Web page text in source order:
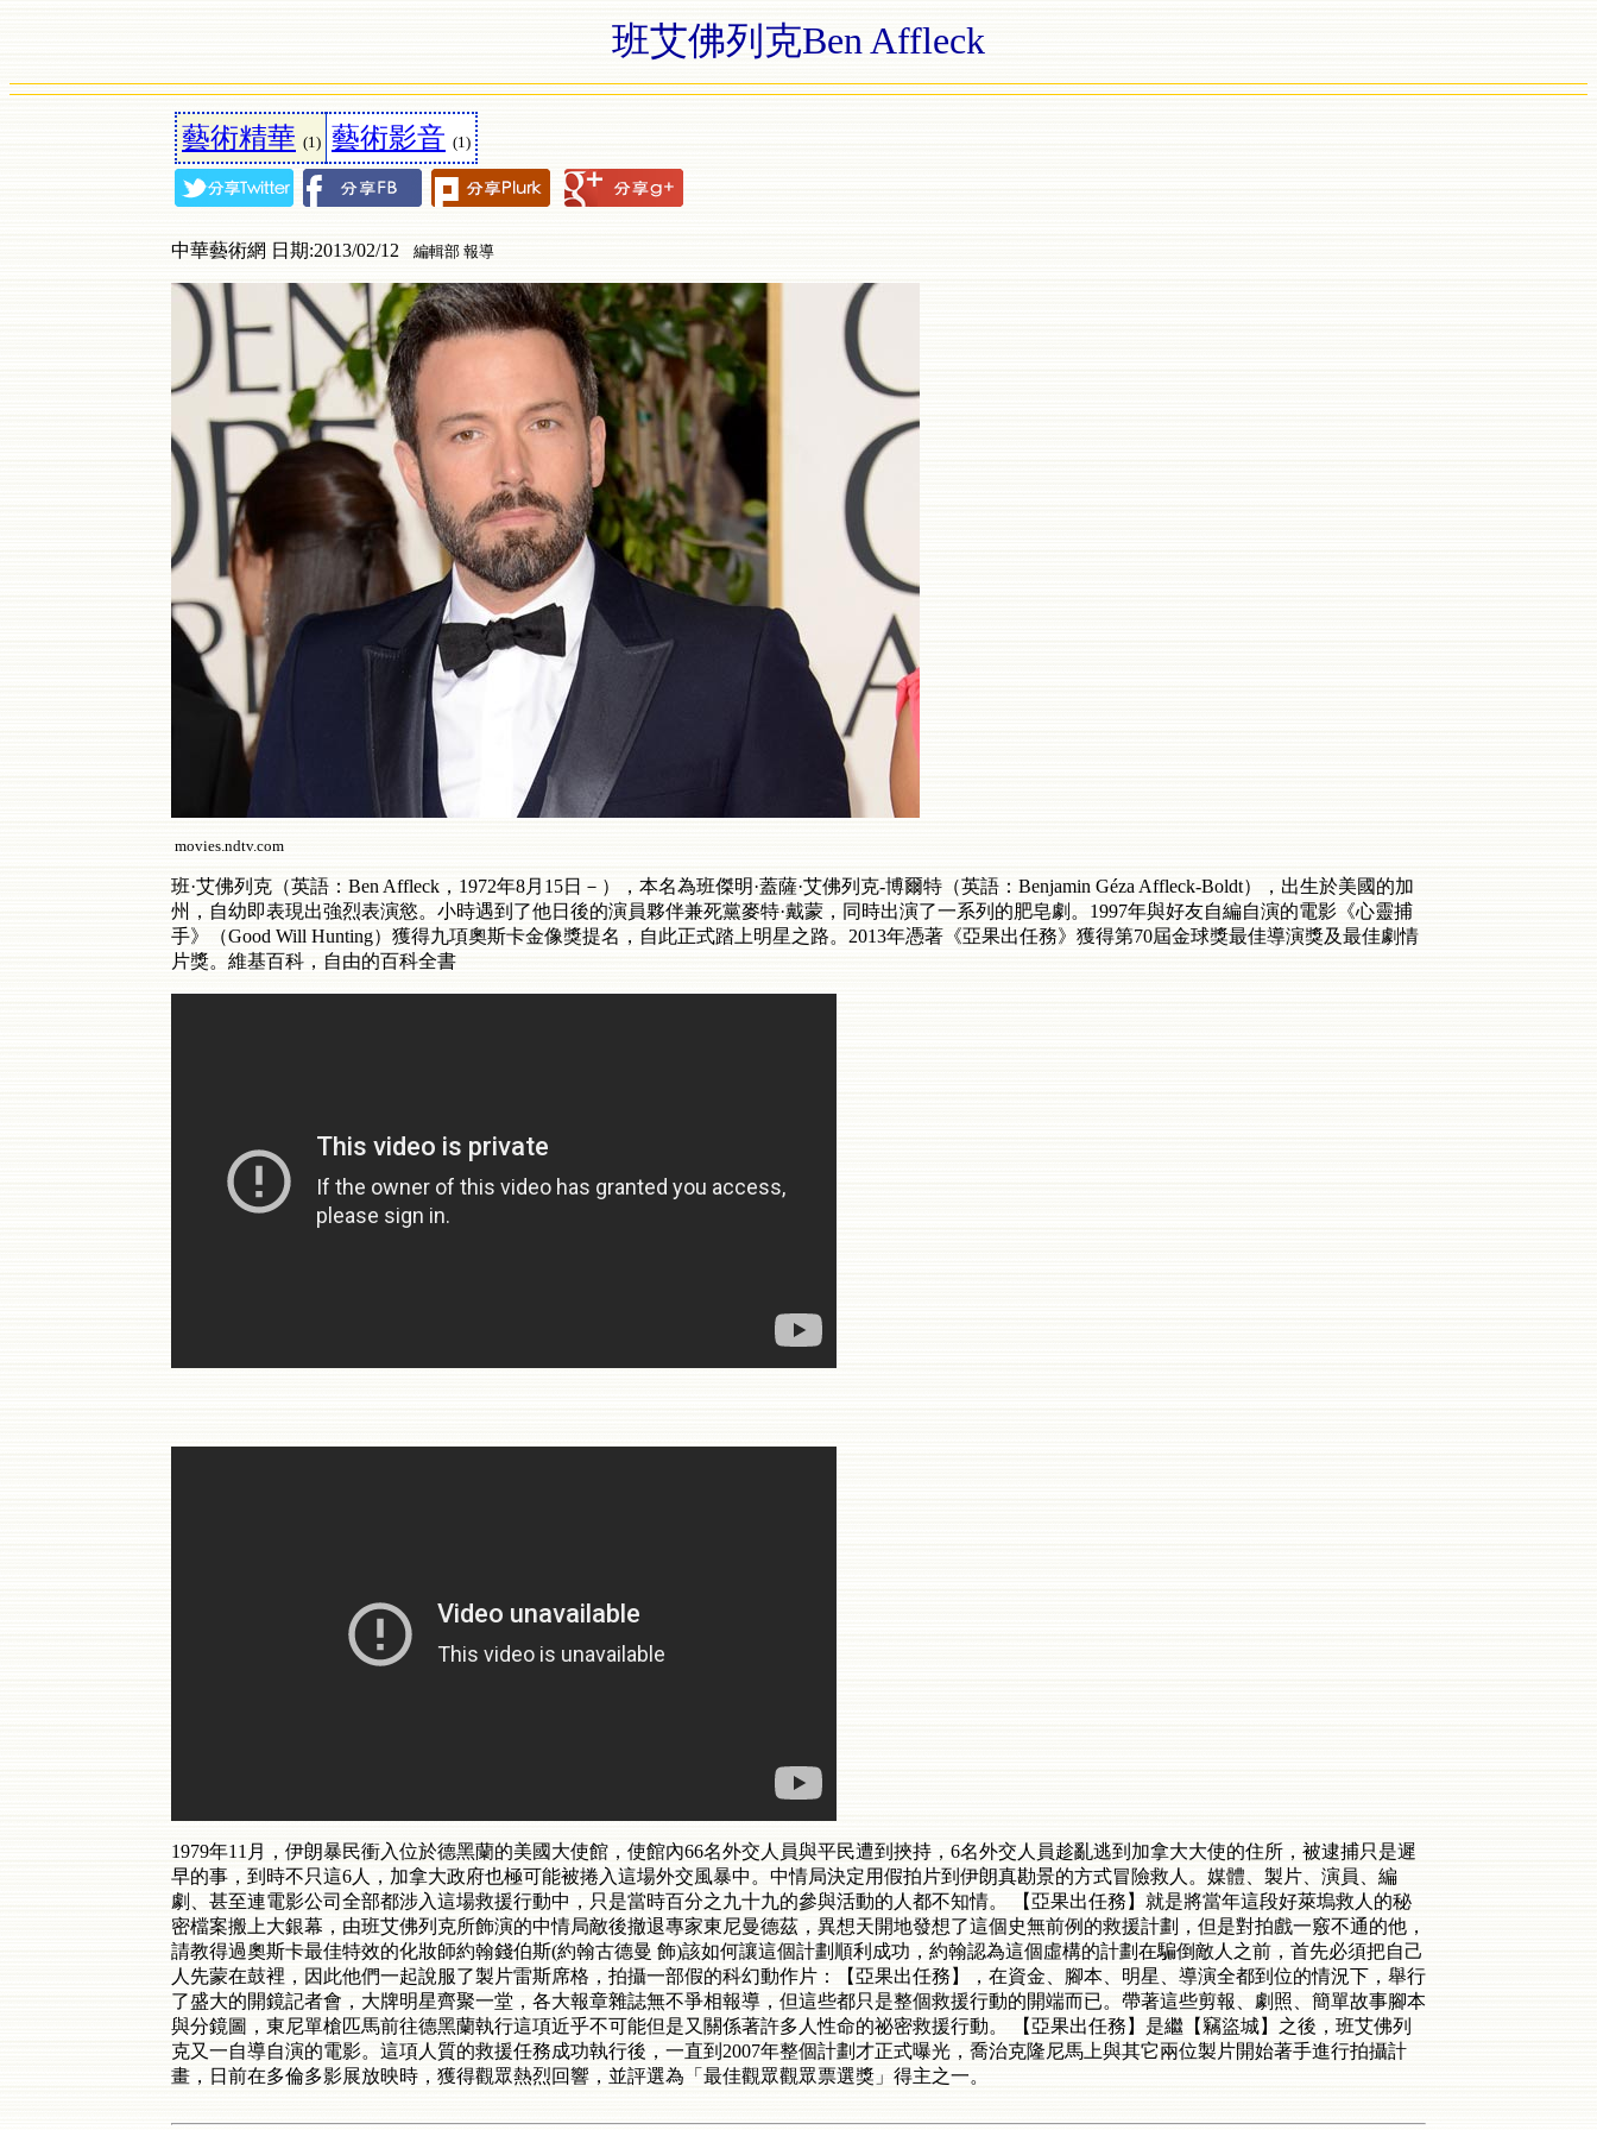
班艾佛列克Ben Affleck
藝術精華 (1) 藝術影音 (1)
中華藝術網 日期:2013/02/12 編輯部 報導
movies.ndtv.com
班·艾佛列克（英語：Ben Affleck，1972年8月15日－），本名為班傑明·蓋薩·艾佛列克-博爾特（英語：Benjamin Géza Affleck-Boldt），出生於美國的加
州，自幼即表現出強烈表演慾。小時遇到了他日後的演員夥伴兼死黨麥特·戴蒙，同時出演了一系列的肥皂劇。1997年與好友自編自演的電影《心靈捕
手》（Good Will Hunting）獲得九項奧斯卡金像獎提名，自此正式踏上明星之路。2013年憑著《亞果出任務》獲得第70屆金球獎最佳導演獎及最佳劇情
片獎。維基百科，自由的百科全書
1979年11月，伊朗暴民衝入位於德黑蘭的美國大使館，使館內66名外交人員與平民­遭到挾持，6名外交人員趁亂逃到加拿大大使的住所，被逮捕只是遲
早的事，到時不只這6­人，加拿大政府也極可能被捲入這場外交風暴中。中情局決定用假拍片到伊朗真勘景的方式­冒險救人。媒體、製片、演員、編
劇、甚至連電影公司全部都涉入這場救援行動中，只是當­時百分之九十九的參與活動的人都不知情。 【亞果出任務】就是將當年這段好萊塢救人的秘
密檔案搬上大銀幕，由班艾佛列克所飾演的­中情局敵後撤退專家東尼曼德茲，異想天開地發想了這個史無前例的救援計劃，但是對拍戲­一竅不通的他，
請教得過奧斯卡最佳特效的化妝師約翰錢伯斯(約翰古德曼 飾)該如何讓這個計劃順利成功，約翰認為這個虛構的計劃在騙倒敵人之前，首先必須把自­己
人先蒙在鼓裡，因此他們一起說服了製片雷斯席格，拍攝一部假的科幻動作片：【亞果出­任務】，在資金、腳本、明星、導演全都到位的情況下，舉行
了盛大的開鏡記者會，大牌明­星齊聚一堂，各大報章雜誌無不爭相報導，但這些都只是整個救援行動的開端而已。帶著這­些剪報、劇照、簡單故事腳本
與分鏡圖，東尼單槍匹馬前往德黑蘭執行這項近乎不可能但是­又關係著許多人性命的祕密救援行動。 【亞果出任務】是繼【竊盜城】之後，班艾佛列
克又一自導自演的電影。這項人質的救援任­務成功執行後，一直到2007年整個計劃才正式曝光，喬治克隆尼馬上與其它兩位製片開­始著手進行拍攝計
畫，日前在多倫多影展放映時，獲得觀眾熱烈回響，並評選為「最佳觀眾­觀眾票選獎」得主之一。